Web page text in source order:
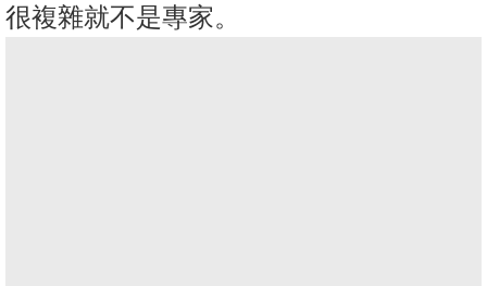
很複雜就不是專家。